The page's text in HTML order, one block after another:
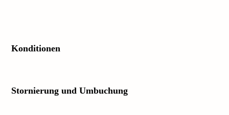
Konditionen
Stornierung und Umbuchung